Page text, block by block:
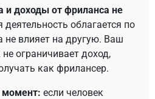
и доходы от фриланса не
облагается по
не влияет на другую. Ваш
ограничивает доход,
как фрилансер.
если человек